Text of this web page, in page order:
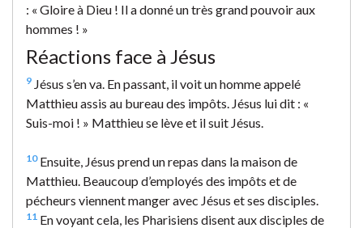
: « Gloire à Dieu ! Il a donné un très grand pouvoir aux
hommes ! »
Réactions face à Jésus
9 Jésus s’en va. En passant, il voit un homme appelé
Matthieu assis au bureau des impôts. Jésus lui dit : «
Suis-moi ! » Matthieu se lève et il suit Jésus.
10Ensuite, Jésus prend un repas dans la maison de
Matthieu. Beaucoup d’employés des impôts et de
pécheurs viennent manger avec Jésus et ses disciples.
11 En voyant cela, les Pharisiens disent aux disciples de